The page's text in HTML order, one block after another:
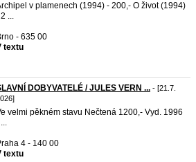
v plamenech (1994) - 200,- O život (1994)
...
- 635 00
textu
DOBYVATELÉ / JULES VERN ... - [21.7.
velmi pěkném stavu Nečtená 1200,- Vyd. 1996
4 - 140 00
textu